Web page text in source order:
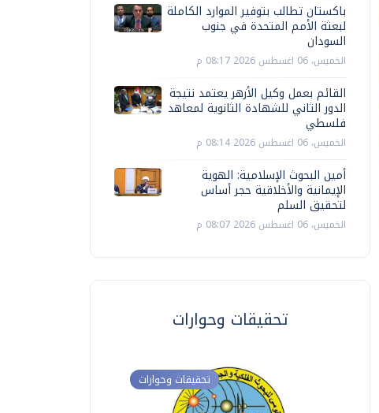
باكستان تطالب بتوفير الموارد الكاملة
لبعثة الأمم المتحدة في جنوب
السودان
الخميس، 06 اغسطس 2026 08:17 م
القائم بعمل وكيل الأزهر يعتمد نتيجة
الدور الثاني للشهادة الثانوية لمعاهد
فلسطي
الخميس، 06 اغسطس 2026 08:14 م
أمين البحوث الإسلامية: الهوية
الإيمانية والأخلاقية حجر أساس
لتحقيق السلم
الخميس، 06 اغسطس 2026 08:07 م
تحقيقات وحوارات
تحقيقات وحوارات